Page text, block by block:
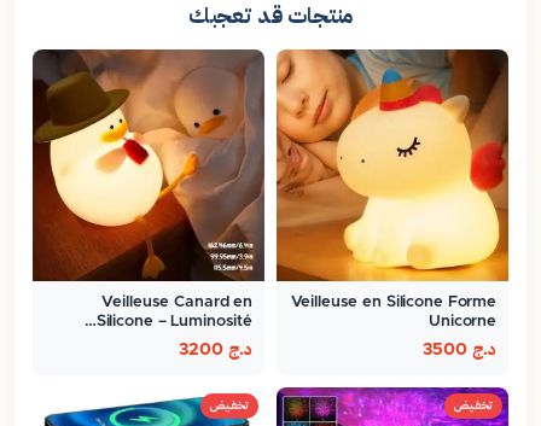
منتجات قد تعجبك
Veilleuse en Silicone Forme
Unicorne
د.ج
Veilleuse Canard en
Silicone – Luminosité…
د.ج
تخفيض تخفيض